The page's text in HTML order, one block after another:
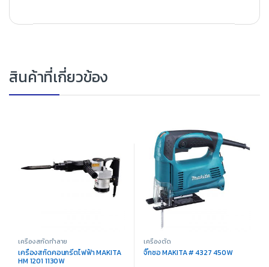
สินค้าที่เกี่ยวข้อง
เครื่องสกัดทำลาย
เครื่องสกัดคอนกรีตไฟฟ้า MAKITA
HM 1201 1130W
เครื่องตัด
จิ๊กซอ MAKITA # 4327 450W